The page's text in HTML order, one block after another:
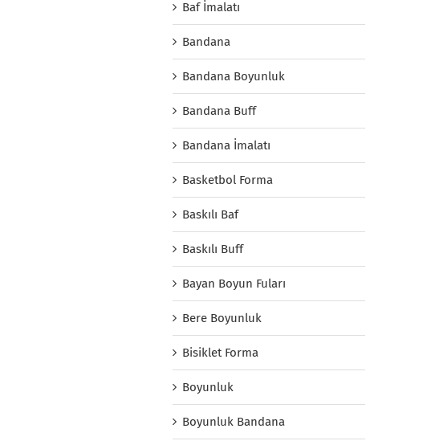
Baf İmalatı
Bandana
Bandana Boyunluk
Bandana Buff
Bandana İmalatı
Basketbol Forma
Baskılı Baf
Baskılı Buff
Bayan Boyun Fuları
Bere Boyunluk
Bisiklet Forma
Boyunluk
Boyunluk Bandana